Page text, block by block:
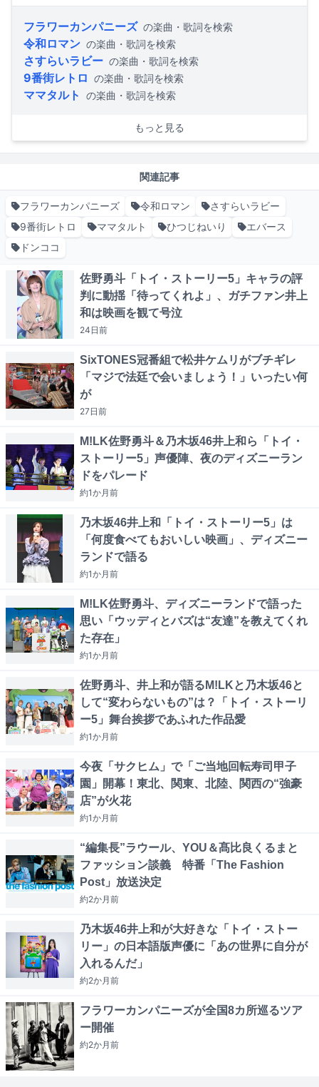
フラワーカンパニーズ の楽曲・歌詞を検索
令和ロマン の楽曲・歌詞を検索
さすらいラビー の楽曲・歌詞を検索
9番街レトロ の楽曲・歌詞を検索
ママタルト の楽曲・歌詞を検索
もっと見る
関連記事
フラワーカンパニーズ 令和ロマン
さすらいラビー
9番街レトロ
ママタルト ひつじねいり
エバース
ドンココ
佐野勇斗「トイ・ストーリー5」キャラの評
判に動揺「待ってくれよ」、ガチファン井上
和は映画を観て号泣
24日前
SixTONES冠番組で松井ケムリがブチギレ
「マジで法廷で会いましょう！」いったい何
が
27日前
M!LK佐野勇斗＆乃木坂46井上和ら「トイ・
ストーリー5」声優陣、夜のディズニーラン
ドをパレード
約1か月前
乃木坂46井上和「トイ・ストーリー5」は
「何度食べてもおいしい映画」、ディズニー
ランドで語る
約1か月前
M!LK佐野勇斗、ディズニーランドで語った
思い「ウッディとバズは“友達”を教えてくれ
た存在」
約1か月前
佐野勇斗、井上和が語るM!LKと乃木坂46と
して“変わらないもの”は？「トイ・ストーリ
ー5」舞台挨拶であふれた作品愛
約1か月前
今夜「サクヒム」で「ご当地回転寿司甲子
園」開幕！東北、関東、北陸、関西の“強豪
店”が火花
約1か月前
“編集長”ラウール、YOU＆髙比良くるまと
ファッション談義 特番「The Fashion
Post」放送決定
約2か月前
乃木坂46井上和が大好きな「トイ・ストー
リー」の日本語版声優に「あの世界に自分が
入れるんだ」
約2か月前
フラワーカンパニーズが全国8カ所巡るツア
ー開催
約2か月前